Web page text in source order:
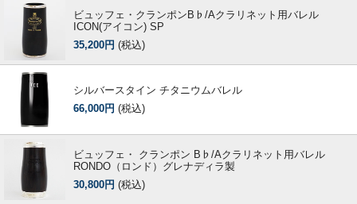
ビュッフェ・クランポンB♭/Aクラリネット用バレル
ICON(アイコン) SP
35,200円 (税込)
シルバースタイン チタニウムバレル
66,000円 (税込)
ビュッフェ・ クランポン B♭/Aクラリネット用バレル
RONDO（ロンド）グレナディラ製
30,800円 (税込)